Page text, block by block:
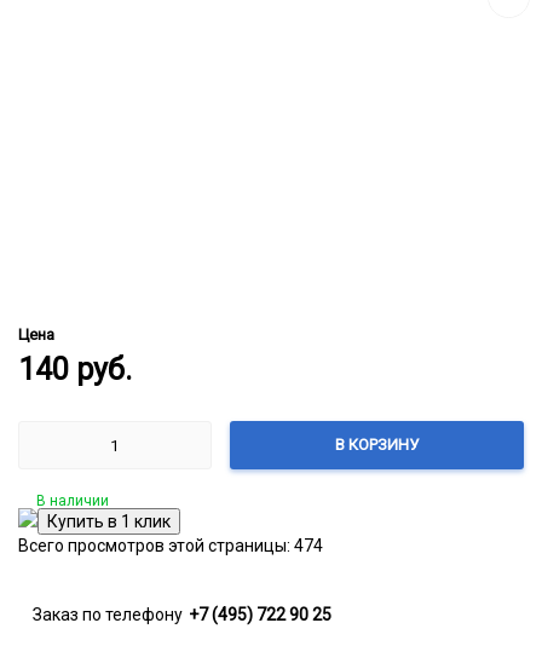
Цена
140 руб.
В КОРЗИНУ
В наличии
Всего просмотров этой страницы: 474
Заказ по телефону +7 (495) 722 90 25